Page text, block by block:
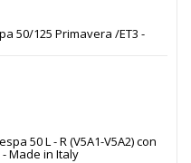
50/125 Primavera /ET3 -
50 L - R (V5A1-V5A2) con
- Made in Italy